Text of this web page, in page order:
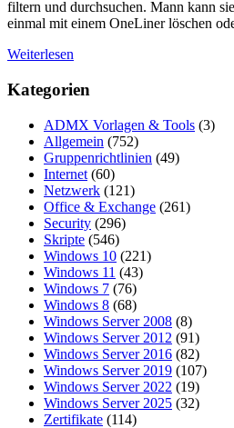
filtern und durchsuchen. Mann kann
einmal mit einem OneLiner löschen
Weiterlesen
Kategorien
ADMX Vorlagen & Tools (3)
Allgemein (752)
Gruppenrichtlinien (49)
Internet (60)
Netzwerk (121)
Office & Exchange (261)
Security (296)
Skripte (546)
Windows 10 (221)
Windows 11 (43)
Windows 7 (76)
Windows 8 (68)
Windows Server 2008 (8)
Windows Server 2012 (91)
Windows Server 2016 (82)
Windows Server 2019 (107)
Windows Server 2022 (19)
Windows Server 2025 (32)
Zertifikate (114)